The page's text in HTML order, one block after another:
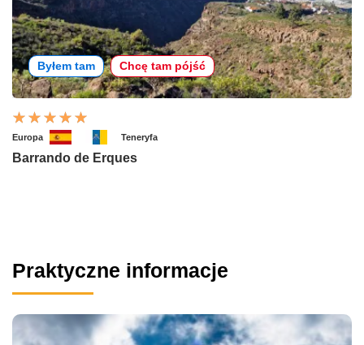
Byłem tam Chcę tam pójść
Europa Teneryfa
Barrando de Erques
Praktyczne informacje